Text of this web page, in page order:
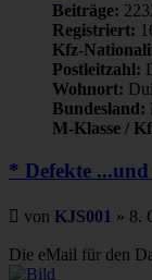
Beiträge:
Registriert:
Kfz-
Postleitzahl:
Wohnort:
Bundesland:
M-Klasse /
* Defekte
Beitrag
von KJS001 » 8.
Die eMail für den